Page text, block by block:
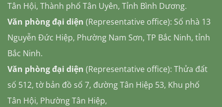
Tân Hội, Thành phố Tân Uyên, Tỉnh Bình Dương.
Văn phòng đại diện (Representative office): Số nhà 13
Nguyễn Đức Hiệp, Phường Nam Sơn, TP Bắc Ninh, tỉnh
Bắc Ninh.
Văn phòng đại diện (Representative office): Thửa đất
số 512, tờ bản đồ số 7, đường Tân Hiệp 53, Khu phố
Tân Hội, Phường Tân Hiệp,